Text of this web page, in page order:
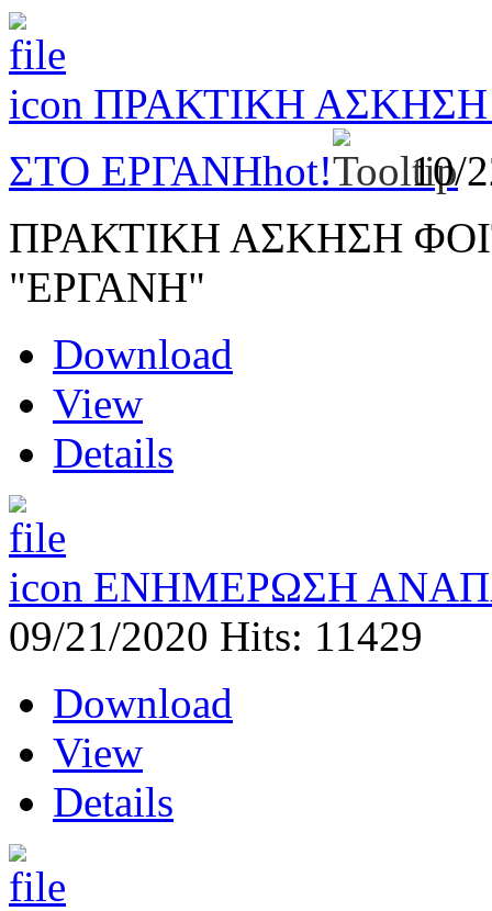
ΠΡΑΚΤΙΚΗ
ΣΤΟ ΕΡΓΑΝΗhot!
10/
ΠΡΑΚΤΙΚΗ ΑΣΚΗΣΗ
"ΕΡΓΑΝΗ"
Download
View
Details
ΕΝΗΜΕΡΩΣΗ
09/21/2020 Hits: 11429
Download
View
Details